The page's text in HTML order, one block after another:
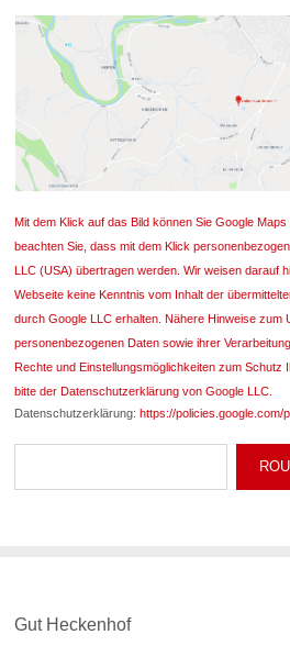
Mit dem Klick auf das Bild können Sie Google
beachten Sie, dass mit dem Klick
LLC (USA) übertragen werden. Wir weisen darauf
Webseite keine Kenntnis vom Inhalt der
durch Google LLC erhalten. Nähere Hinweise zum
personenbezogenen Daten sowie ihrer
Rechte und Einstellungsmöglichkeiten zum Schutz
bitte der Datenschutzerklärung von Google LLC.
Datenschutzerklärung:https://policies.google.com/
Gut Heckenhof